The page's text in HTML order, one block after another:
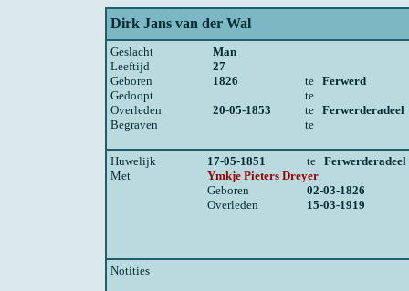
Dirk Jans van der Wal
Geslacht
Man
Leeftijd
27
Geboren
1826 te Ferwerd
Gedoopt
te
Overleden
20-05-1853 te Ferwerderadeel
Begraven
te
Huwelijk 17-05-1851 te Ferwerderadeel
Met
Ymkje Pieters Dreyer
Geboren
02-03-1826
Overleden
15-03-1919
Notities